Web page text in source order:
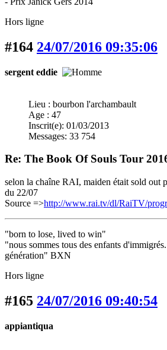
Hors ligne
#164 24/07/2016 09:35:06
sergent eddie
Lieu : bourbon l'archambault
Age : 47
Inscrit(e): 01/03/2013
Messages: 33 754
Re: The Book Of Souls Tour
selon la chaîne RAI, maiden était sold out
du 22/07
Source =>http://www.rai.tv/dl/RaiTV/
"born to lose, lived to win"
"nous sommes tous des enfants
génération" BXN
Hors ligne
#165 24/07/2016 09:40:54
appiantiqua